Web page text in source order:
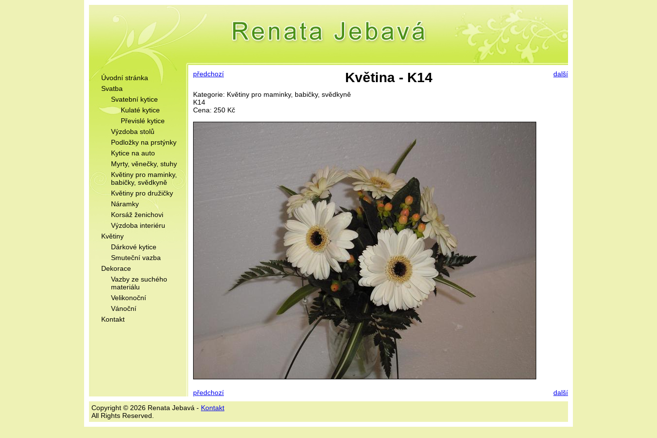
Úvodní stránka
Svatba
Svatební kytice
Kulaté kytice
Převislé kytice
Výzdoba stolů
Podložky na prstýnky
Kytice na auto
Myrty, věnečky, stuhy
Květiny pro maminky,
babičky, svědkyně
Květiny pro družičky
Náramky
Korsáž ženichovi
Výzdoba interiéru
Květiny
Dárkové kytice
Smuteční vazba
Dekorace
Vazby ze suchého
materiálu
Velikonoční
Vánoční
Kontakt
předchozí další
Květina - K14
Kategorie: Květiny pro maminky, babičky, svědkyně
K14
Cena: 250 Kč
předchozí
další
Copyright © 2026 Renata Jebavá - Kontakt
All Rights Reserved.